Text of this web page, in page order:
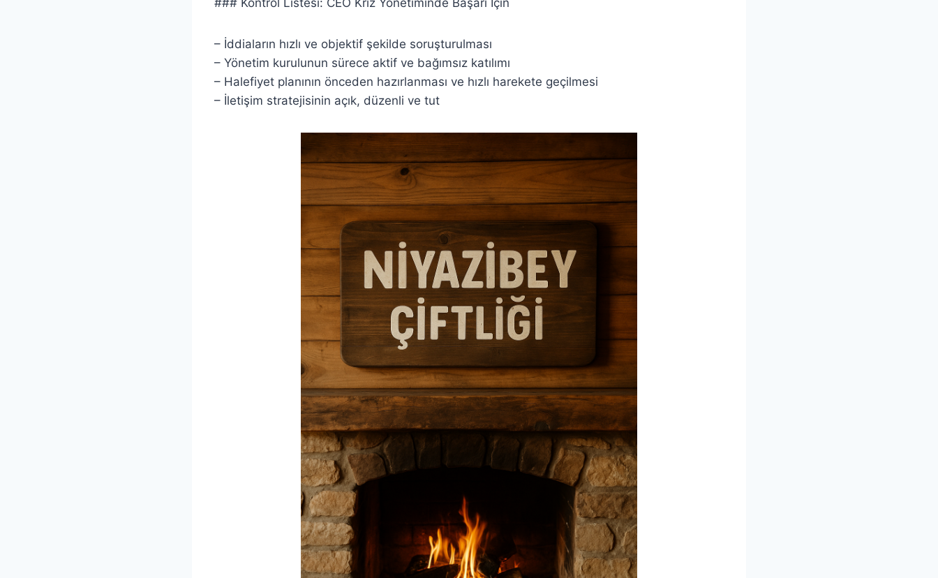
– İddiaların hızlı ve objektif şekilde soruşturulması
– Yönetim kurulunun sürece aktif ve bağımsız katılımı
– Halefiyet planının önceden hazırlanması ve hızlı harekete geçilmesi
– İletişim stratejisinin açık, düzenli ve tut